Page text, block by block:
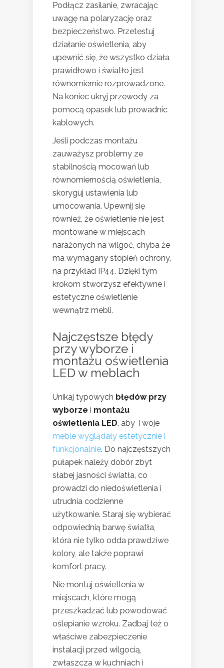
Podłącz zasilanie, zwracając
uwagę na polaryzację oraz
bezpieczeństwo. Przetestuj
działanie oświetlenia, aby
upewnić się, że wszystko działa
prawidłowo i światło jest
równomiernie rozprowadzone.
Na koniec ukryj przewody za
pomocą opasek lub prowadnic
kablowych.
Jeśli podczas montażu
zauważysz problemy ze
stabilnością mocowań lub
równomiernością oświetlenia,
skoryguj ustawienia lub
umocowania. Upewnij się
również, że oświetlenie nie jest
montowane w miejscach
narażonych na wilgoć, chyba że
ma wymagany stopień ochrony,
na przykład IP44. Dzięki tym
krokom stworzysz efektywne i
estetyczne oświetlenie
wewnątrz mebli.
Najczęstsze błędy
przy wyborze i
montażu oświetlenia
LED w meblach
Unikaj typowych błędów przy
wyborze i montażu
oświetlenia LED, aby Twoje
meble wyglądały estetycznie i
funkcjonalnie. Do najczęstszych
pułapek należy dobór zbyt
słabej jasności światła, co
prowadzi do niedoświetlenia i
utrudnia codzienne
użytkowanie. Staraj się wybierać
odpowiednią barwę światła,
która nie tylko odda prawdziwe
kolory, ale także poprawi
komfort pracy.
Nie montuj oświetlenia w
miejscach, które mogą
przeszkadzać lub powodować
oślepianie wzroku. Zadbaj też o
właściwe zabezpieczenie
instalacji przed wilgocią,
zwłaszcza w kuchniach i